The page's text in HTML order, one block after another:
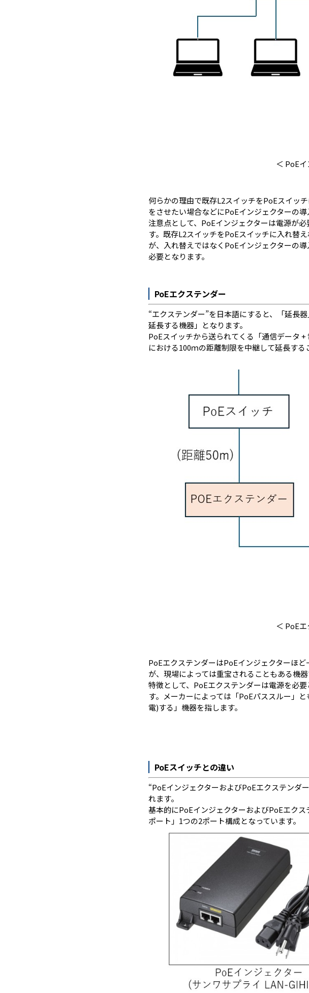
＜ PoE
何らかの理由で既存L2スイッチをPoEスイッ
をさせたい場合などにPoEインジェクターの導
注意点として、PoEインジェクターは電源が
す。既存L2スイッチをPoEスイッチに入れ替
が、入れ替えではなくPoEインジェクターの
必要となります。
PoEエクステンダー
“エクステンダー”を日本語にすると、「延長
延長する機器」となります。
PoEスイッチから送られてくる「通信データ
における100ｍの距離制限を中継して延長する
＜ PoE
PoEエクステンダーはPoEインジェクターほ
が、現場によっては重宝されることもある機器
特徴として、PoEエクステンダーは電源を必
す。メーカーによっては「PoEパススルー」
電)する」機器を指します。
PoEスイッチとの違い
“PoEインジェクターおよびPoEエクステンダ
れます。
基本的にPoEインジェクターおよびPoEエク
ポート」1つの2ポート構成となっています。